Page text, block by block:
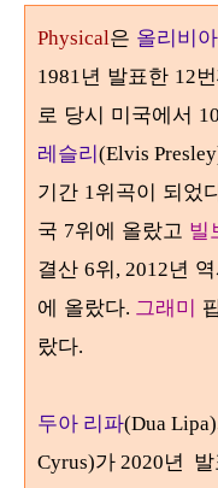
Physical은 올리비
1981년 발표한 12
로 당시 미국에서 10
레슬리(Elvis
기간 1위곡이 되었
국 7위에 올랐고 빌
결산 6위, 2012년
에 올랐다. 그래미
랐다.
두아 리파(Dua
Cyrus)가 2020년